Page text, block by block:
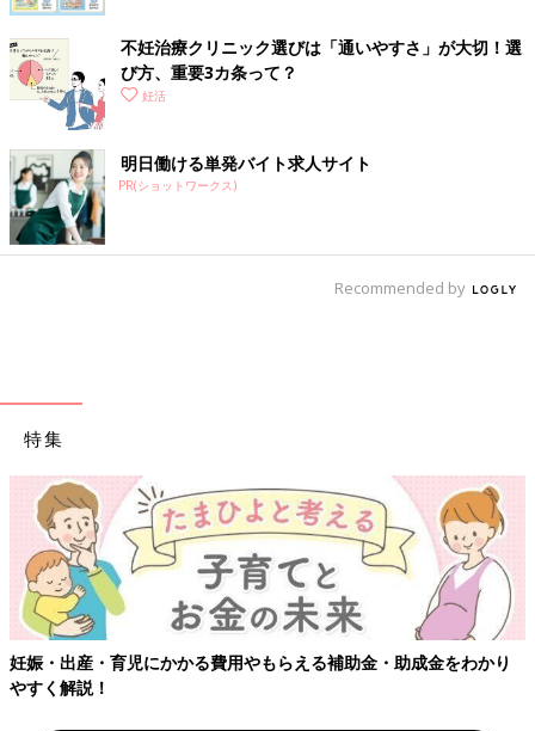
不妊治療クリニック選びは「通いやすさ」が大切！選
び方、重要3カ条って？
妊活
明日働ける単発バイト求人サイト
PR(ショットワークス)
Recommended by
特集
もらえる補助金・助成金をわかり
【ワクチン接種できるものも